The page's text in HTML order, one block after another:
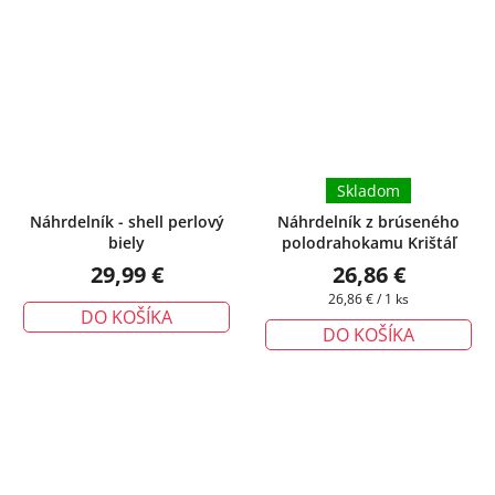
Náhrdelník - shell perlový
biely
29,99 €
DO KOŠÍKA
Náhrdelník z brúseného
polodrahokamu Krištáľ
Skladom
26,86 €
Jednotková
26,86 € / 1 ks
DO KOŠÍKA